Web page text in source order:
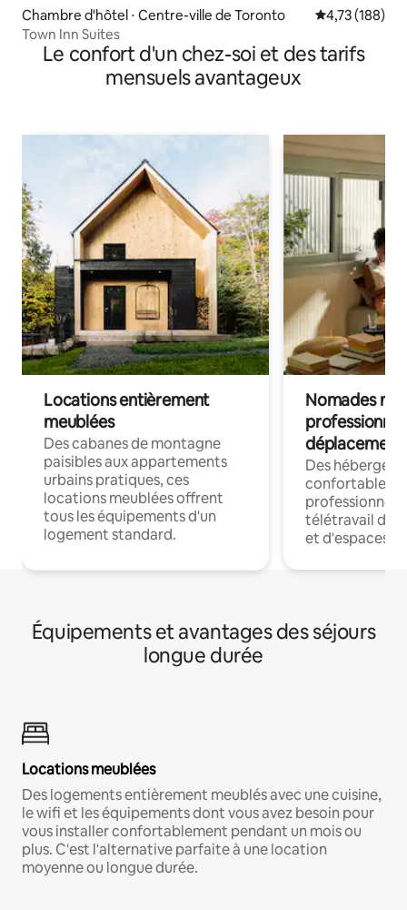
Chambre d'hôtel ⋅ Centre-ville de Toronto Évaluation
4,73 (188)
Town Inn Suites
Le confort d'un chez-soi et des tarifs
mensuels avantageux
Locations entièrement
meublées
Des cabanes de montagne
paisibles aux appartements
urbains pratiques, ces
locations meublées offrent
tous les équipements d'un
logement standard.
Nomades
déplacement
Des
confortables
professionnels
télétravail
et d'espaces
Équipements et avantages des séjours
longue durée
Locations meublées
Des logements entièrement meublés avec une cuisine,
le wifi et les équipements dont vous avez besoin pour
vous installer confortablement pendant un mois ou
plus. C'est l'alternative parfaite à une location
moyenne ou longue durée.